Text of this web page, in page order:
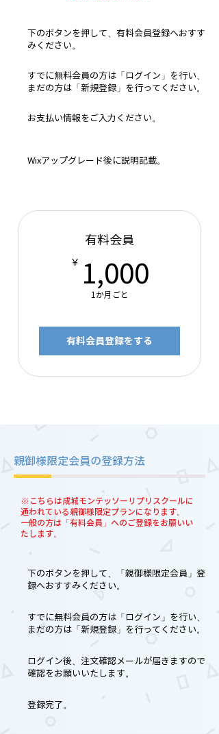
下のボタンを押して、有料会員登録へおすす
みください。
すでに無料会員の方は「ログイン」を行い、
まだの方は「新規登録」を行ってください。
お支払い情報をご入力ください。
Wixアップグレード後に説明記載。
有料会員
￥ 1,000
1か月ごと
有料会員登録をする
親御様限定会員の登録方法
※こちらは成城モンテッソーリプリスクールに
通われている親御様限定プランになります。
一般の方は「有料会員」へのご登録をお願いい
たします。
下のボタンを押して、「親御様限定会員」登
録へおすすみください。
すでに無料会員の方は「ログイン」を行い、
まだの方は「新規登録」を行ってください。
ログイン後、注文確認メールが届きますので
確認をお願いいたします。
登録完了。